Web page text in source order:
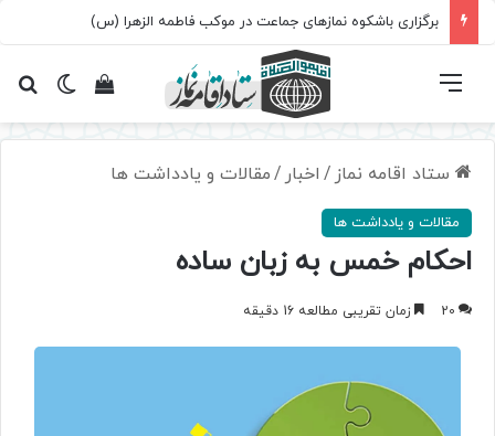
تغییرمشاهده فهرست
ستاد اقامه نماز / اخبار /مقالات و یادداشت ها
مقالات و یادداشت ها
احکام خمس به زبان ساده
20 زمان تقریبی مطالعه 16 دقیقه